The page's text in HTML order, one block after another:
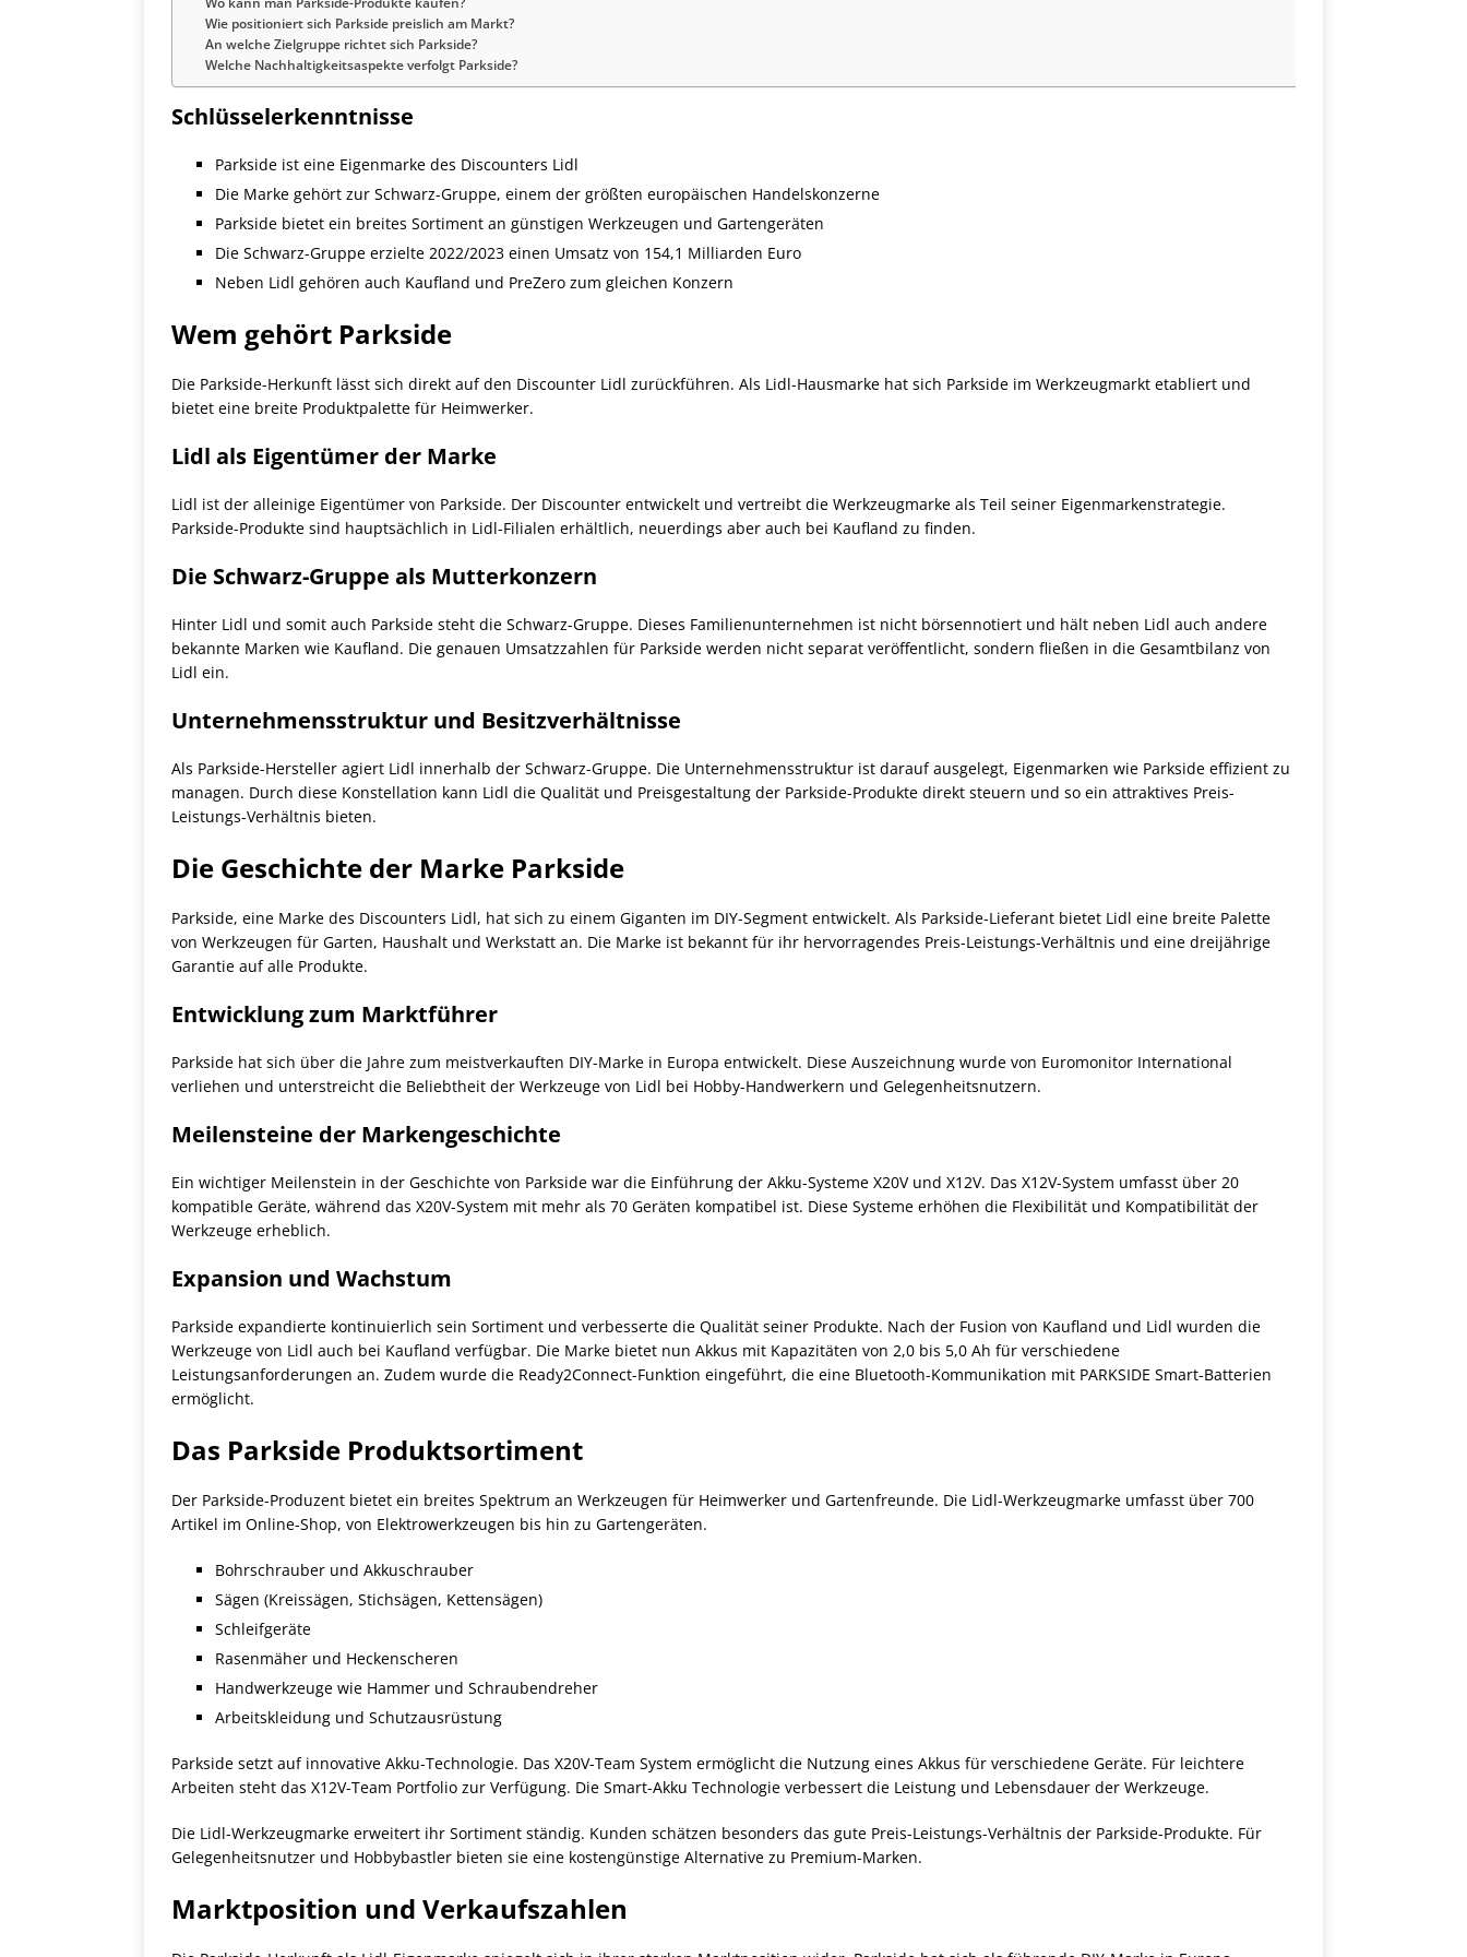
Wie positioniert sich Parkside preislich am Markt?
An welche Zielgruppe richtet sich Parkside?
Welche Nachhaltigkeitsaspekte verfolgt Parkside?
Schlüsselerkenntnisse
Parkside ist eine Eigenmarke des Discounters Lidl
Die Marke gehört zur Schwarz-Gruppe, einem der größten europäischen Handelskonzerne
Parkside bietet ein breites Sortiment an günstigen Werkzeugen und Gartengeräten
Die Schwarz-Gruppe erzielte 2022/2023 einen Umsatz von 154,1 Milliarden Euro
Neben Lidl gehören auch Kaufland und PreZero zum gleichen Konzern
Wem gehört Parkside
Die Parkside-Herkunft lässt sich direkt auf den Discounter Lidl zurückführen. Als Lidl-Hausmarke hat sich Parkside im Werkzeugmarkt etabliert und
bietet eine breite Produktpalette für Heimwerker.
Lidl als Eigentümer der Marke
Lidl ist der alleinige Eigentümer von Parkside. Der Discounter entwickelt und vertreibt die Werkzeugmarke als Teil seiner Eigenmarkenstrategie.
Parkside-Produkte sind hauptsächlich in Lidl-Filialen erhältlich, neuerdings aber auch bei Kaufland zu finden.
Die Schwarz-Gruppe als Mutterkonzern
Hinter Lidl und somit auch Parkside steht die Schwarz-Gruppe. Dieses Familienunternehmen ist nicht börsennotiert und hält neben Lidl auch andere
bekannte Marken wie Kaufland. Die genauen Umsatzzahlen für Parkside werden nicht separat veröffentlicht, sondern fließen in die Gesamtbilanz von
Lidl ein.
Unternehmensstruktur und Besitzverhältnisse
Als Parkside-Hersteller agiert Lidl innerhalb der Schwarz-Gruppe. Die Unternehmensstruktur ist darauf ausgelegt, Eigenmarken wie Parkside effizient zu
managen. Durch diese Konstellation kann Lidl die Qualität und Preisgestaltung der Parkside-Produkte direkt steuern und so ein attraktives Preis-
Leistungs-Verhältnis bieten.
Die Geschichte der Marke Parkside
Parkside, eine Marke des Discounters Lidl, hat sich zu einem Giganten im DIY-Segment entwickelt. Als Parkside-Lieferant bietet Lidl eine breite Palette
von Werkzeugen für Garten, Haushalt und Werkstatt an. Die Marke ist bekannt für ihr hervorragendes Preis-Leistungs-Verhältnis und eine dreijährige
Garantie auf alle Produkte.
Entwicklung zum Marktführer
Parkside hat sich über die Jahre zum meistverkauften DIY-Marke in Europa entwickelt. Diese Auszeichnung wurde von Euromonitor International
verliehen und unterstreicht die Beliebtheit der Werkzeuge von Lidl bei Hobby-Handwerkern und Gelegenheitsnutzern.
Meilensteine der Markengeschichte
Ein wichtiger Meilenstein in der Geschichte von Parkside war die Einführung der Akku-Systeme X20V und X12V. Das X12V-System umfasst über 20
kompatible Geräte, während das X20V-System mit mehr als 70 Geräten kompatibel ist. Diese Systeme erhöhen die Flexibilität und Kompatibilität der
Werkzeuge erheblich.
Expansion und Wachstum
Parkside expandierte kontinuierlich sein Sortiment und verbesserte die Qualität seiner Produkte. Nach der Fusion von Kaufland und Lidl wurden die
Werkzeuge von Lidl auch bei Kaufland verfügbar. Die Marke bietet nun Akkus mit Kapazitäten von 2,0 bis 5,0 Ah für verschiedene
Leistungsanforderungen an. Zudem wurde die Ready2Connect-Funktion eingeführt, die eine Bluetooth-Kommunikation mit PARKSIDE Smart-Batterien
ermöglicht.
Das Parkside Produktsortiment
Der Parkside-Produzent bietet ein breites Spektrum an Werkzeugen für Heimwerker und Gartenfreunde. Die Lidl-Werkzeugmarke umfasst über 700
Artikel im Online-Shop, von Elektrowerkzeugen bis hin zu Gartengeräten.
Bohrschrauber und Akkuschrauber
Sägen (Kreissägen, Stichsägen, Kettensägen)
Schleifgeräte
Rasenmäher und Heckenscheren
Handwerkzeuge wie Hammer und Schraubendreher
Arbeitskleidung und Schutzausrüstung
Parkside setzt auf innovative Akku-Technologie. Das X20V-Team System ermöglicht die Nutzung eines Akkus für verschiedene Geräte. Für leichtere
Arbeiten steht das X12V-Team Portfolio zur Verfügung. Die Smart-Akku Technologie verbessert die Leistung und Lebensdauer der Werkzeuge.
Die Lidl-Werkzeugmarke erweitert ihr Sortiment ständig. Kunden schätzen besonders das gute Preis-Leistungs-Verhältnis der Parkside-Produkte. Für
Gelegenheitsnutzer und Hobbybastler bieten sie eine kostengünstige Alternative zu Premium-Marken.
Marktposition und Verkaufszahlen